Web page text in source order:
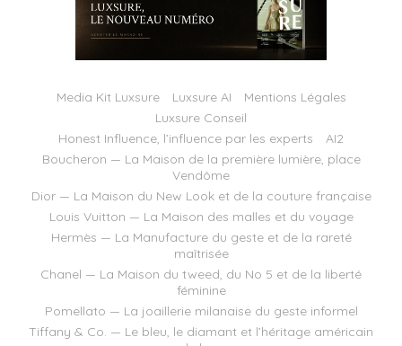
Media Kit Luxsure Luxsure AI
Mentions Légales
Luxsure Conseil
Honest Influence, l’influence par les experts
AI2
Boucheron — La Maison de la première lumière, place
Vendôme
Dior — La Maison du New Look et de la couture française
Louis Vuitton — La Maison des malles et du voyage
Hermès — La Manufacture du geste et de la rareté
maîtrisée
Chanel — La Maison du tweed, du No 5 et de la liberté
féminine
Pomellato — La joaillerie milanaise du geste informel
Tiffany & Co. — Le bleu, le diamant et l’héritage américain